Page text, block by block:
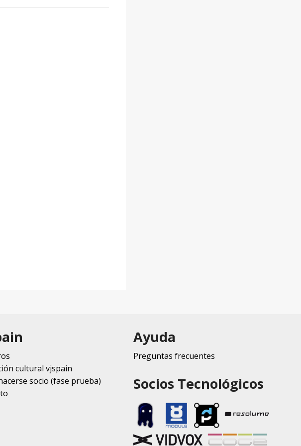
cultural vjspain
socio (fase prueba)
Ayuda
Preguntas frecuentes
Socios Tecnológicos